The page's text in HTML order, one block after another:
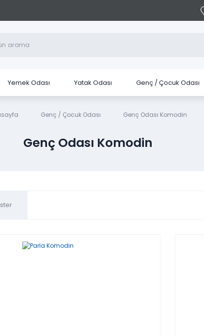
Yemek Odası Yatak Odası Genç / Çocuk Odası
Genç / Çocuk Odası Genç Odası Komodin
Genç Odası Komodin